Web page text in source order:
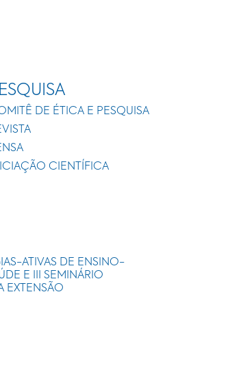
DE ÉTICA E PESQUISA
CIENTÍFICA
ATIVAS DE ENSINO-
E III SEMINÁRIO
EXTENSÃO